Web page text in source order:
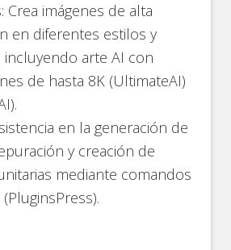
Crea imágenes de alta
en diferentes estilos y
arte AI con
de hasta 8K​ (UltimateAI)​​
en la generación de
y creación de
mediante comandos